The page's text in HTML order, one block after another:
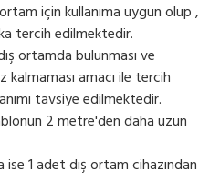
için kullanıma uygun olup ,
tercih edilmektedir.
ortamda bulunması ve
amacı ile tercih
tavsiye edilmektedir.
2 metre'den daha uzun
1 adet dış ortam cihazından